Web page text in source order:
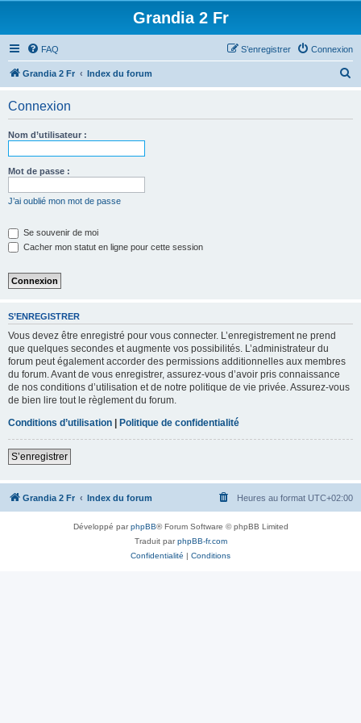
Grandia 2 Fr
FAQ Connexion
S’enregistrer
Grandia 2 Fr Index du forum
Connexion
Nom d’utilisateur :
Mot de passe :
J’ai oublié mon mot de passe
Se souvenir de moi
Cacher mon statut en ligne pour cette session
S’ENREGISTRER
Vous devez être enregistré pour vous connecter. L’enregistrement ne prend
que quelques secondes et augmente vos possibilités. L’administrateur du
forum peut également accorder des permissions additionnelles aux membres
du forum. Avant de vous enregistrer, assurez-vous d’avoir pris connaissance
de nos conditions d’utilisation et de notre politique de vie privée. Assurez-vous
de bien lire tout le règlement du forum.
Conditions d’utilisation | Politique de confidentialité
S’enregistrer
Grandia 2 Fr Index du forum Heures au format UTC+02:00
Développé parphpBB® Forum Software © phpBB Limited
Traduit parphpBB-fr.com
Confidentialité | Conditions